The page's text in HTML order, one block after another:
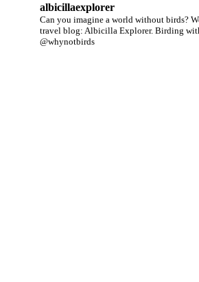
albicillaexplorer
Can you imagine a world without birds?
travel blog: Albicilla Explorer. Birding
@whynotbirds